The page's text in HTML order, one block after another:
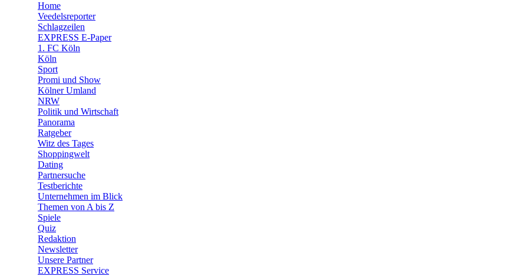
🛒 Shoppingwelt
🧩 Spiele
Home
Veedelsreporter
Schlagzeilen
EXPRESS E-Paper
1. FC Köln
Köln
Sport
Promi und Show
Kölner Umland
NRW
Politik und Wirtschaft
Panorama
Ratgeber
Witz des Tages
Shoppingwelt
Dating
Partnersuche
Testberichte
Unternehmen im Blick
Themen von A bis Z
Spiele
Quiz
Redaktion
Newsletter
Unsere Partner
EXPRESS Service